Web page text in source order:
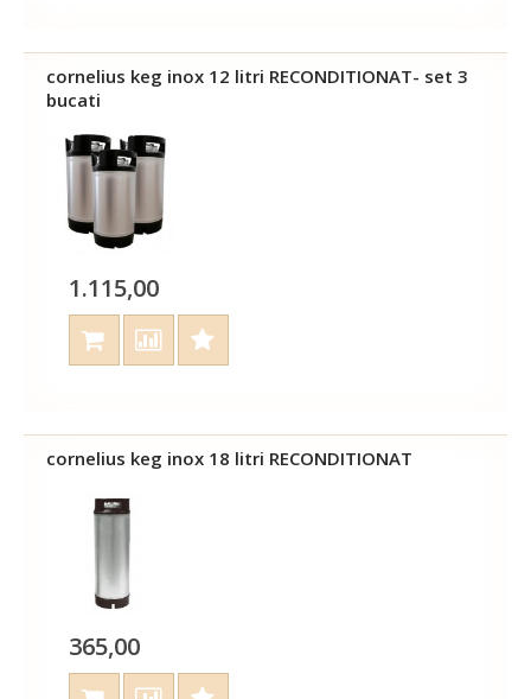
cornelius keg inox 12 litri RECONDITIONAT- set 3
bucati
1.115,00
cornelius keg inox 18 litri RECONDITIONAT
365,00